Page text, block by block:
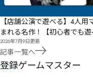
【店舗公演で遊べる】4人
まれる名作！【初心者でも遊
2026年7月9日更新
記事一覧へ
GM
登録ゲームマスター